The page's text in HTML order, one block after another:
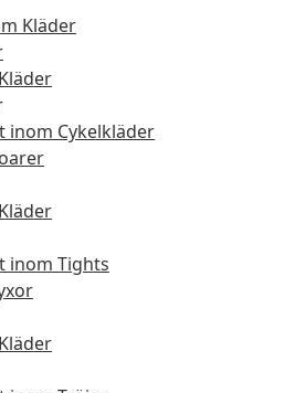
Kläder
inom Cykelkläder
inom Tights